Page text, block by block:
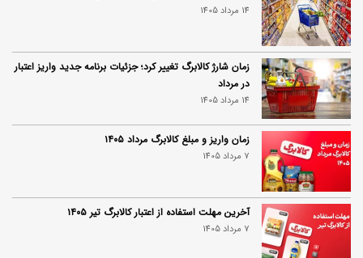
14 مرداد 1405
زمان شارژ کالابرگ تغییر کرد؛ جزئیات برنامه جدید واریز اعتبار
در مرداد
14 مرداد 1405
زمان واریز و مبلغ کالابرگ مرداد ۱۴۰۵
7 مرداد 1405
آخرین مهلت استفاده از اعتبار کالابرگ تیر ۱۴۰۵
7 مرداد 1405